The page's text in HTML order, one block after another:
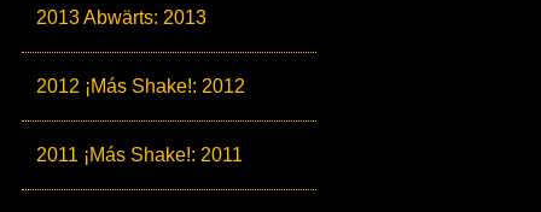
2013 Abwärts: 2013
2012 ¡Más Shake!: 2012
2011 ¡Más Shake!: 2011